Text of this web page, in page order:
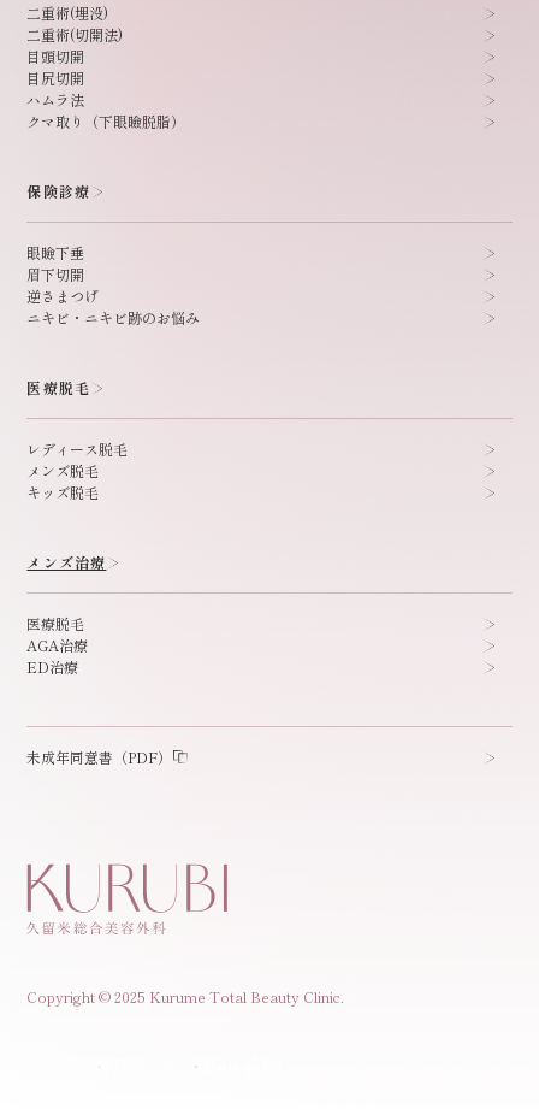
LINE Web予約
二重術(埋没)
二重術(切開法)
目頭切開
目尻切開
ハムラ法
クマ取り（下眼瞼脱脂）
保険診療
眼瞼下垂
眉下切開
逆さまつげ
ニキビ・ニキビ跡のお悩み
医療脱毛
レディース脱毛
メンズ脱毛
キッズ脱毛
メンズ治療
医療脱毛
AGA治療
ED治療
未成年同意書（PDF）
Copyright © 2025 Kurume Total Beauty Clinic.